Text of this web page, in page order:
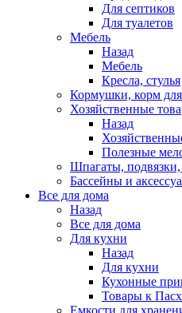
Для септиков
Для туалетов
Мебель
Назад
Мебель
Кресла, стулья
Кормушки, корм
Хозяйственные
Назад
Полезные
Шпагаты, подвязки,
Бассейны и
Все для дома
Назад
Все для дома
Для кухни
Назад
Для кухни
Кухонные
Товары к
Емкости для